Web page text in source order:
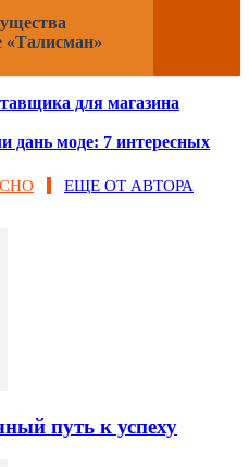
«Талисман»
для магазина
дань моде: 7 интересных
ЕЩЕ ОТ АВТОРА
путь к успеху